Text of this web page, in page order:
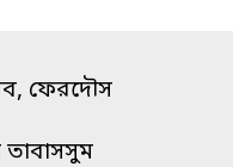
ফেরদৌস
তাবাসসুম